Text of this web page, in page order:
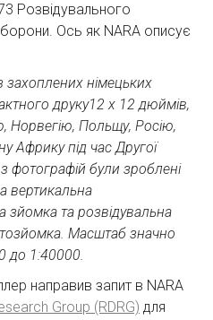
Розвідувального
Ось як NARA описує
захоплених німецьких
друку12 х 12 дюймів,
Норвегію, Польщу, Росію,
Африку під час Другої
з фотографій були зроблені
вертикальна
зйомка та розвідувальна
Масштаб значно
до 1:40000.
направив запит в NARA
Group (RDRG) для